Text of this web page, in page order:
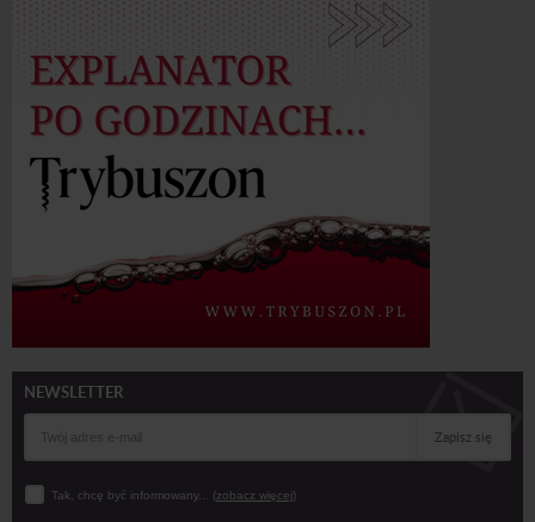
NEWSLETTER
Zapisz się
Tak, chcę być informowany... (zobacz więcej)